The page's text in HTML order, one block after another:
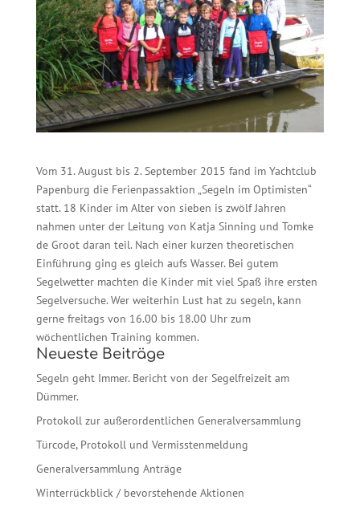
Vom 31. August bis 2. September 2015 fand im Yachtclub
Papenburg die Ferienpassaktion „Segeln im Optimisten“
statt. 18 Kinder im Alter von sieben is zwölf Jahren
nahmen unter der Leitung von Katja Sinning und Tomke
de Groot daran teil. Nach einer kurzen theoretischen
Einführung ging es gleich aufs Wasser. Bei gutem
Segelwetter machten die Kinder mit viel Spaß ihre ersten
Segelversuche. Wer weiterhin Lust hat zu segeln, kann
gerne freitags von 16.00 bis 18.00 Uhr zum
wöchentlichen Training kommen.
Neueste Beiträge
Segeln geht Immer. Bericht von der Segelfreizeit am
Dümmer.
Protokoll zur außerordentlichen Generalversammlung
Türcode, Protokoll und Vermisstenmeldung
Generalversammlung Anträge
Winterrückblick / bevorstehende Aktionen